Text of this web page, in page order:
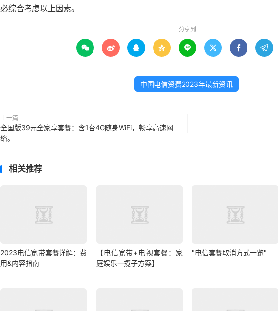
必综合考虑以上因素。
分享到
       
中国电信资费2023年最新资讯
上一篇
全国版39元全家享套餐：含1台4G随身WiFi，畅享高速网
络。
相关推荐
2023电信宽带套餐详解：费
用&内容指南
【电信宽带+电视套餐：家
庭娱乐一揽子方案】
"电信套餐取消方式一览"